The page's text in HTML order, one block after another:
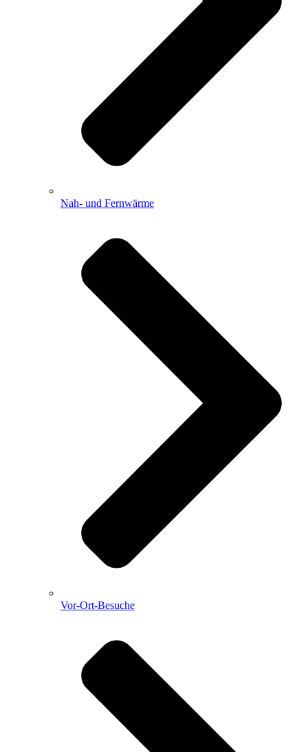
Nah- und Fernwärme
Vor-Ort-Besuche